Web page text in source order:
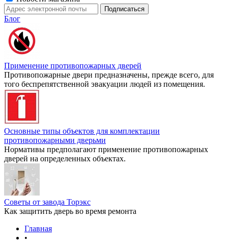
Блог
Применение противопожарных дверей
Противопожарные двери предназначены, прежде всего, для
того беспрепятственной эвакуации людей из помещения.
Основные типы объектов для комплектации
противопожарными дверьми
Нормативы предполагают применение противопожарных
дверей на определенных объектах.
Советы от завода Торэкс
Как защитить дверь во время ремонта
Главная
•